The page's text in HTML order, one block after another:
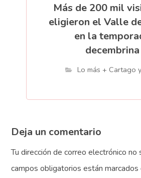
Más de 200 mil
eligieron el Valle
en la
decembrina
Lo más + Cartago
Deja un comentario
Tu dirección de correo electrónico no
campos obligatorios están